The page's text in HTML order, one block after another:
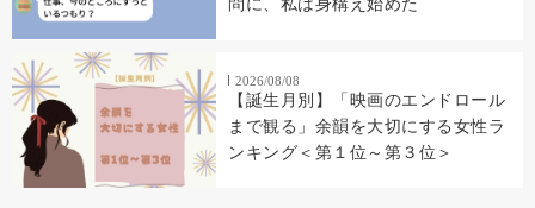
問に、私は身構え始めた
2026/08/08
【誕生月別】「映画のエンドロール
まで観る」余韻を大切にする女性ラ
ンキング＜第１位～第３位＞